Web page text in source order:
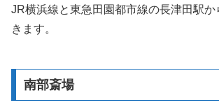
JR横浜線と東急田園都市線の長津田駅
きます。
南部斎場